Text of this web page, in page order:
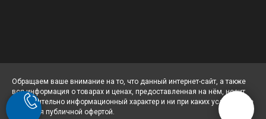
Обращаем ваше внимание на то, что данный интернет-сайт, а также
вся информация о товарах и ценах, предоставленная на нём, носит
исключительно информационный характер и ни при каких условиях не
является публичной офертой.